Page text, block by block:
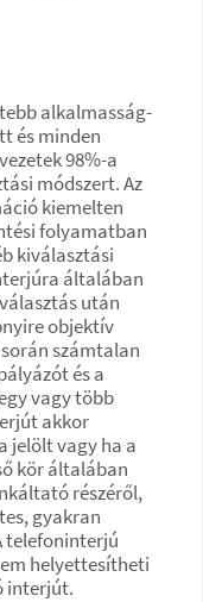
alkalmasság-
és minden
98%-a
módszert. Az
kiemelten
folyamatban
kiválasztási
általában
után
objektív
számtalan
és a
vagy több
akkor
jelölt vagy ha a
kör általában
részéről,
gyakran
telefoninterjú
helyettesítheti
interjút.